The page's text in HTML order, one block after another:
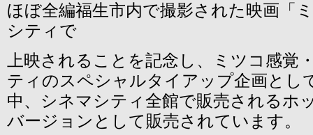
ほぼ全編福生市内で撮影された映画「
シティで
上映されることを記念し、ミツコ感覚
ティのスペシャルタイアップ企画とし
中、シネマシティ全館で販売されるホ
バージョンとして販売されています。